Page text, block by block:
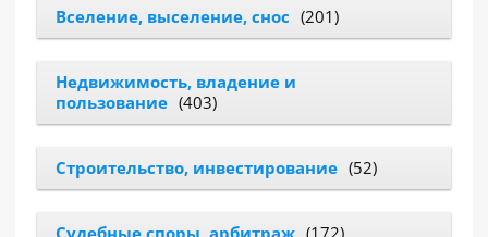
Вселение, выселение, снос (201)
Недвижимость, владение и
пользование (403)
Строительство, инвестирование (52)
Судебные споры, арбитраж (172)